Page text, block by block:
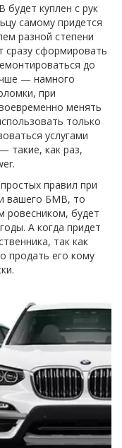
куплен с рук
самому придется
разной степени
сразу сформировать
до
— намного
при
менять
только
услугами
такие, как раз,
правил при
вашего БМВ, то
будет
А когда придет
так как
продать его кому